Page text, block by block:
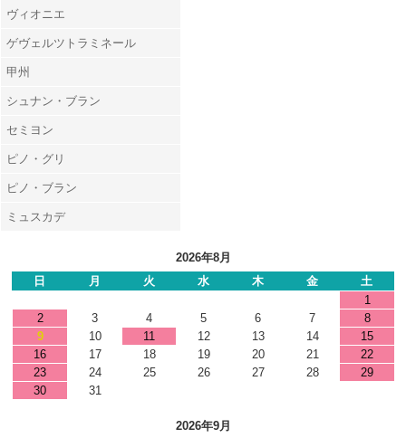
ヴィオニエ
ゲヴェルツトラミネール
甲州
シュナン・ブラン
セミヨン
ピノ・グリ
ピノ・ブラン
ミュスカデ
2026年8月
日
月 火 水 木 金
土
1
2
3 4 5 6 7
8
9
10 11 12 13 14
15
16
17 18 19 20 21
22
23
24 25 26 27 28
29
30
31
2026年9月